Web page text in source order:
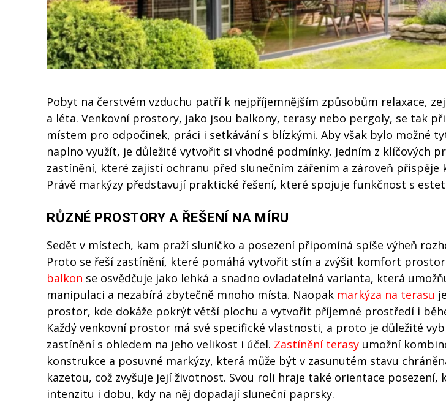
Pobyt na čerstvém vzduchu patří k nejpříjemnějším způsobům relaxace,
a léta. Venkovní prostory, jako jsou balkony, terasy nebo pergoly, se tak
místem pro odpočinek, práci i setkávání s blízkými. Aby však bylo možné
naplno využít, je důležité vytvořit si vhodné podmínky. Jedním z klíčových
zastínění, které zajistí ochranu před slunečním zářením a zároveň přispěje
Právě markýzy představují praktické řešení, které spojuje funkčnost s
RŮZNÉ PROSTORY A ŘEŠENÍ NA MÍRU
Sedět v místech, kam praží sluníčko a posezení připomíná spíše výheň
Proto se řeší zastínění, které pomáhá vytvořit stín a zvýšit komfort
balkon se osvědčuje jako lehká a snadno ovladatelná varianta, která
manipulaci a nezabírá zbytečně mnoho místa. Naopak markýza na terasu
prostor, kde dokáže pokrýt větší plochu a vytvořit příjemné prostředí i
Každý venkovní prostor má své specifické vlastnosti, a proto je důležité
zastínění s ohledem na jeho velikost i účel. Zastínění terasy umožní
konstrukce a posuvné markýzy, která může být v zasunutém stavu
kazetou, což zvyšuje její životnost. Svou roli hraje také orientace posezení,
intenzitu i dobu, kdy na něj dopadají sluneční paprsky.